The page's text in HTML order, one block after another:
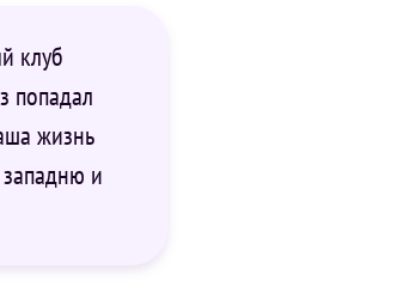
клуб
попадал
жизнь
западню и